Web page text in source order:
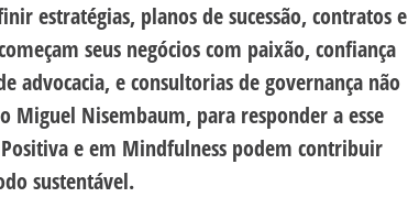
estratégias, planos de sucessão, contratos e
seus negócios com paixão, confiança
advocacia, e consultorias de governança não
Miguel Nisembaum, para responder a esse
e em Mindfulness podem contribuir
sustentável.